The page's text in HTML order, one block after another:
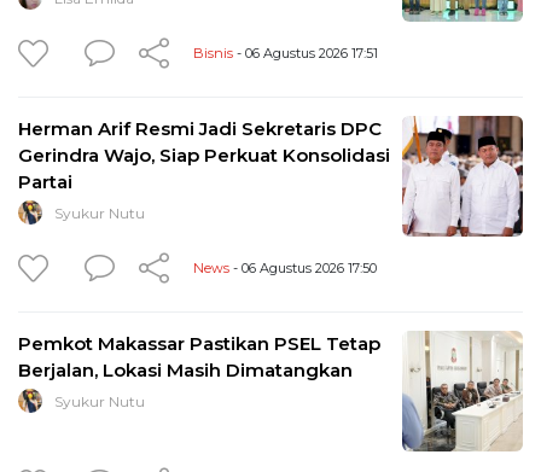
Bisnis - 06 Agustus 2026 17:51
Herman Arif Resmi Jadi Sekretaris DPC
Gerindra Wajo, Siap Perkuat Konsolidasi
Partai
Syukur Nutu
News - 06 Agustus 2026 17:50
Pemkot Makassar Pastikan PSEL Tetap
Berjalan, Lokasi Masih Dimatangkan
Syukur Nutu